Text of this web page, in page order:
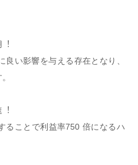
い影響を与える存在となり、
ることで利益率750 倍になるハ